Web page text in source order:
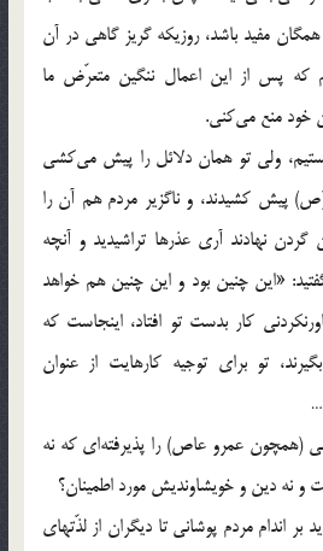
مفید باشد، روزیکه گریز گاهی در آن
که پس از این اعمال ننگین متعرّض ما
خود منع می‌کنی.
ولی تو همان دلائل را پیش می‌کشی
پیش کشیدند، و ناگزیر مردم هم آن را
گردن نهادند آری عذرها تراشیدید و آنچه
گفتید: «این چنین بود و این چنین هم خواهد
کار بدست تو افتاد، اینجاست که
تو برای توجیه کارهایت از عنوان
(همچون عمرو عاص) را پذیرفته‌ای که نه
و نه دین و خویشاوندیش مورد اطمینان؟
اندام مردم پوشانی تا دیگران از لذّتهای